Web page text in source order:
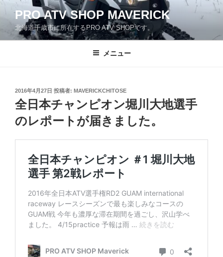
テ
ン
PRO ATV SHOP MAVERICK
北海道千歳市に所在するPRO ATV SHOPです。
メニュー
投
稿
日:
2016年4月27日 投稿者: MAVERICKCHITOSE
全日本チャンピオン堀川大地選手
のレポートが届きました。